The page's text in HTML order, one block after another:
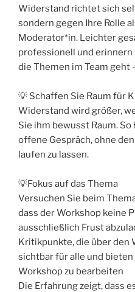
Widerstand richtet sich
sondern gegen Ihre Rolle
Moderator*in. Leichter
professionell und erinnern
die Themen im Team geht
💡 Schaffen Sie Raum für
Widerstand wird größer,
Sie ihm bewusst Raum.
offene Gespräch, ohne
laufen zu lassen.
💡Fokus auf das Thema
Versuchen Sie beim
dass der Workshop keine
ausschließlich Frust
Kritikpunkte, die über den
sichtbar für alle und bieten
Workshop zu bearbeiten
Die Erfahrung zeigt, dass